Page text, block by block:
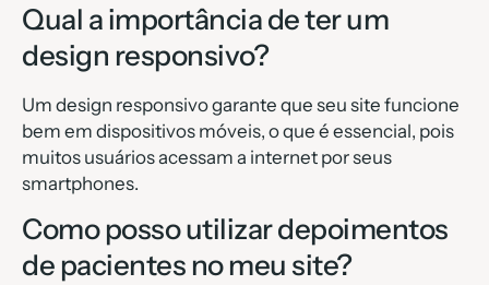
Qual a importância de ter um
design responsivo?
Um design responsivo garante que seu site funcione
bem em dispositivos móveis, o que é essencial, pois
muitos usuários acessam a internet por seus
smartphones.
Como posso utilizar depoimentos
de pacientes no meu site?